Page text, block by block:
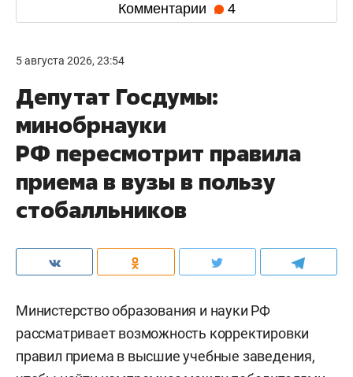
Комментарии 4
5 августа 2026, 23:54
Депутат Госдумы:
минобрнауки
РФ пересмотрит правила
приема в вузы в пользу
стобалльников
Министерство образования и науки РФ
рассматривает возможность корректировки
правил приема в высшие учебные заведения,